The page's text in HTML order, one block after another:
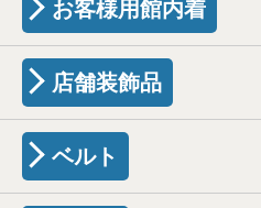
お客様用館内着
店舗装飾品
ベルト